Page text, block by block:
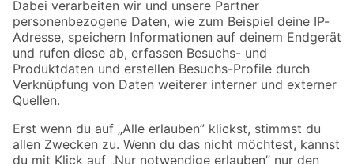
Zahlungsarten Versandarten
Sicher einkaufen